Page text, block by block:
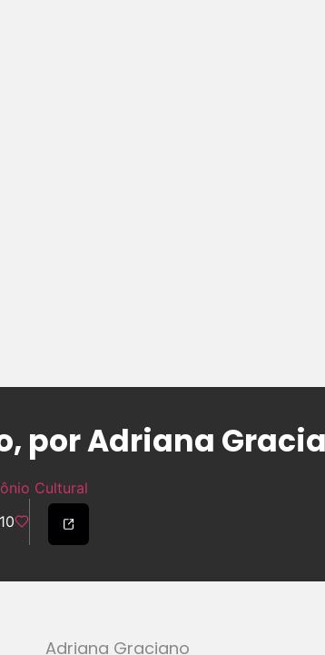
por Adriana
Cultural
Adriana Graciano